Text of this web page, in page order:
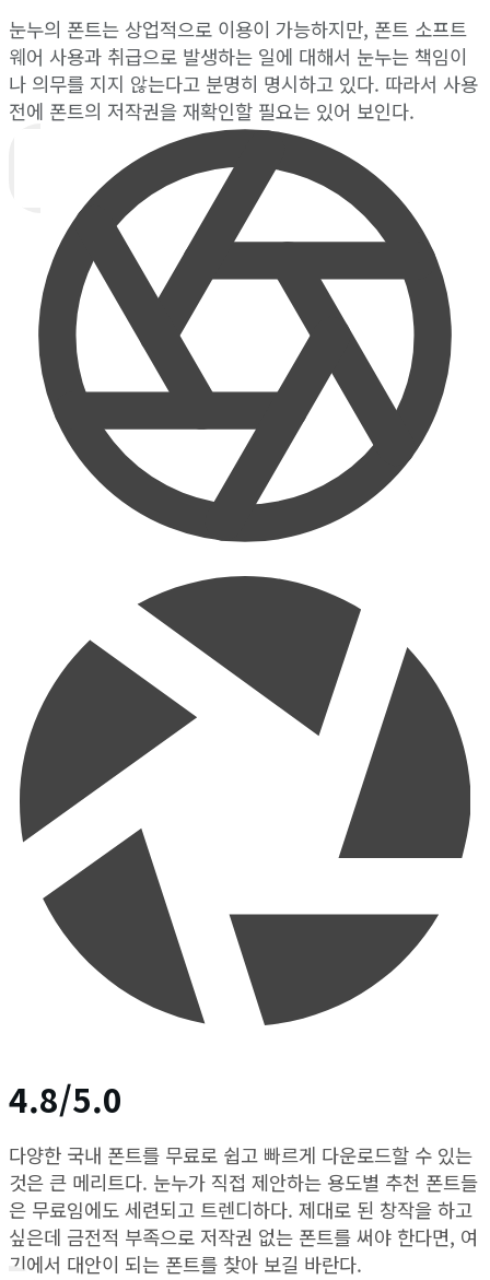
눈누의 폰트는 상업적으로 이용이 가능하지만, 폰트 소프트
웨어 사용과 취급으로 발생하는 일에 대해서 눈누는 책임이
나 의무를 지지 않는다고 분명히 명시하고 있다. 따라서 사용
전에 폰트의 저작권을 재확인할 필요는 있어 보인다.
4.8/5.0
다양한 국내 폰트를 무료로 쉽고 빠르게 다운로드할 수 있는
것은 큰 메리트다. 눈누가 직접 제안하는 용도별 추천 폰트들
은 무료임에도 세련되고 트렌디하다. 제대로 된 창작을 하고
싶은데 금전적 부족으로 저작권 없는 폰트를 써야 한다면, 여
기에서 대안이 되는 폰트를 찾아 보길 바란다.